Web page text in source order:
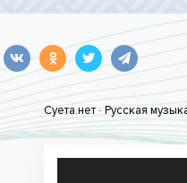
Суета.нет-Русская